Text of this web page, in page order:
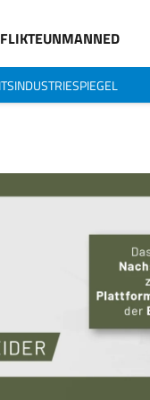
UNMANNED
INDUSTRIESPIEGEL